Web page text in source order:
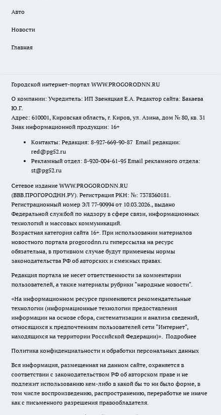
Авто
Новости
Главная
Городской интернет-портал WWW.PROGORODNN.RU
О компании: Учредитель: ИП Звеняцкая Е.А. Редактор сайта: Бакаева
Ю.Г.
Адрес: 610001, Кировская область, г. Киров, ул. Азина, дом № 80, кв. 31
Знак информационной продукции: 16+
Контакты: Редакция: 8-927-669-90-87 Email редакции:
red@pg52.ru
Рекламный отдел: 8-920-004-61-95 Email рекламного отдела:
st@pg52.ru
Сетевое издание WWW.PROGORODNN.RU
(ВВВ.ПРОГОРОДНН.РУ). Регистрация РКН: №: 7378360181.
Регистрационный номер ЭЛ 77-90994 от 10.03.2026., выдано
Федеральной службой по надзору в сфере связи, информационных
технологий и массовых коммуникаций.
Возрастная категория сайта 16+. При использовании материалов
новостного портала progorodnn.ru гиперссылка на ресурс
обязательна, в противном случае будут применены нормы
законодательства РФ об авторских и смежных правах.
Редакция портала не несет ответственности за комментарии
пользователей, а также материалы рубрики "народные новости".
«На информационном ресурсе применяются рекомендательные
технологии (информационные технологии предоставления
информации на основе сбора, систематизации и анализа сведений,
относящихся к предпочтениям пользователей сети "Интернет",
находящихся на территории Российской Федерации)». Подробнее
Политика конфиденциальности и обработки персональных данных
Вся информация, размещенная на данном сайте, охраняется в
соответствии с законодательством РФ об авторском праве и не
подлежит использованию кем-либо в какой бы то ни было форме, в
том числе воспроизведению, распространению, переработке не иначе
как с письменного разрешения правообладателя.